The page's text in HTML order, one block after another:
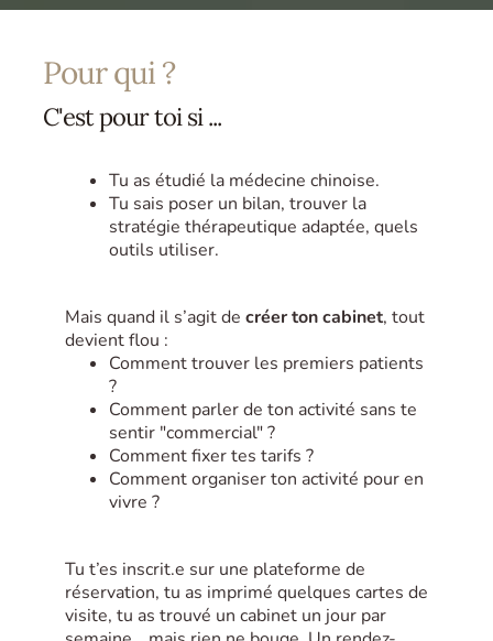
Pour qui ?
C'est pour toi si ...
Tu as étudié la médecine chinoise.
Tu sais poser un bilan, trouver la
stratégie thérapeutique adaptée, quels
outils utiliser.
Mais quand il s’agit de créer ton cabinet, tout
devient flou :
Comment trouver les premiers patients
?
Comment parler de ton activité sans te
sentir "commercial" ?
Comment fixer tes tarifs ?
Comment organiser ton activité pour en
vivre ?
Tu t’es inscrit.e sur une plateforme de
réservation, tu as imprimé quelques cartes de
visite, tu as trouvé un cabinet un jour par